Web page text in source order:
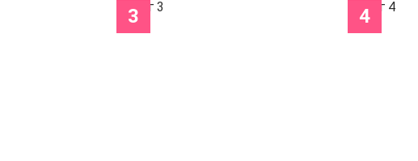
3 4